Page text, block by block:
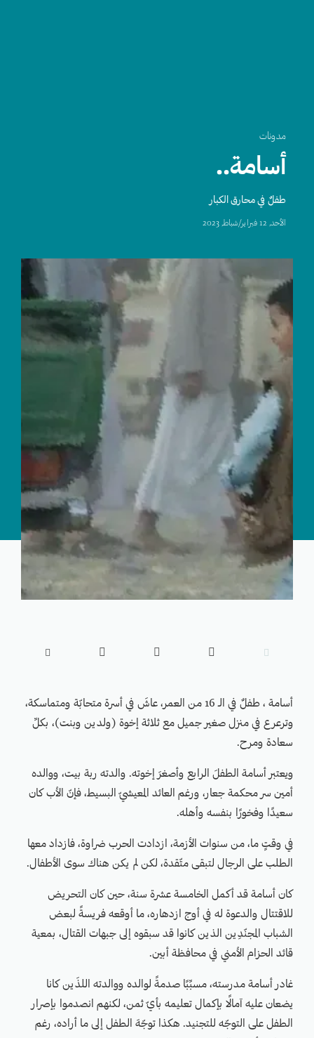
مدونات
أسامة..
طفلٌ في محارق الكبار
اﻷحد, 12 فبراير/شباط, 2023





أسامة ، طفلٌ في الـ 16 من العمر، عاشَ في أسرة متحابّة ومتماسكة،
وترعرع في منزل صغير جميل مع ثلاثة إخوة (ولدين وبنت)، بكلِّ
سعادة ومرح.
ويعتبر أسامة الطفلَ الرابع وأصغرَ إخوته. والدته ربة بيت، ووالده
أمين سر محكمة جعار، ورغم العائد المعيشيّ البسيط، فإنّ الأب كان
سعيدًا وفخورًا بنفسه وأهله.
في وقتٍ ما، من سنوات الأزمة، ازدادت الحرب ضراوة، فازداد معها
الطلب على الرجال لتبقى متّقدة، لكن لم يكن هناك سوى الأطفال.
كان أسامة قد أكمل الخامسة عشرة سنة، حين كان التحريض
للاقتتال والدعوة له في أوج ازدهاره، ما أوقعه فريسةً لبعض
الشباب المجنّدِين الذين كانوا قد سبقوه إلى جبهات القتال، بمعية
قائد الحزام الأمني في محافظة أبين.
غادر أسامة مدرسته، مسبِّبًا صدمةً لوالده ووالدته اللذَين كانا
يضعان عليه آمالًا بإكمال تعليمه بأيّ ثمن، لكنهم انصدموا بإصرار
الطفل على التوجّه للتجنيد. هكذا توجّهَ الطفل إلى ما أراده، رغم